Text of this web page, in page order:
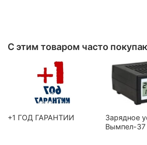
С этим товаром часто
+1 ГОД ГАРАНТИИ
Зарядное
Вымпел-37